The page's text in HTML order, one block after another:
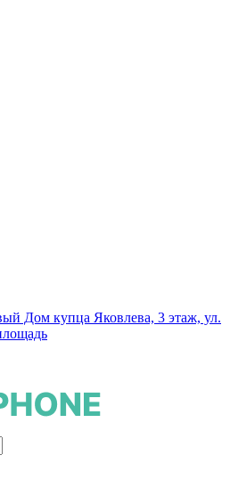
Дом купца Яковлева, 3 этаж, ул.